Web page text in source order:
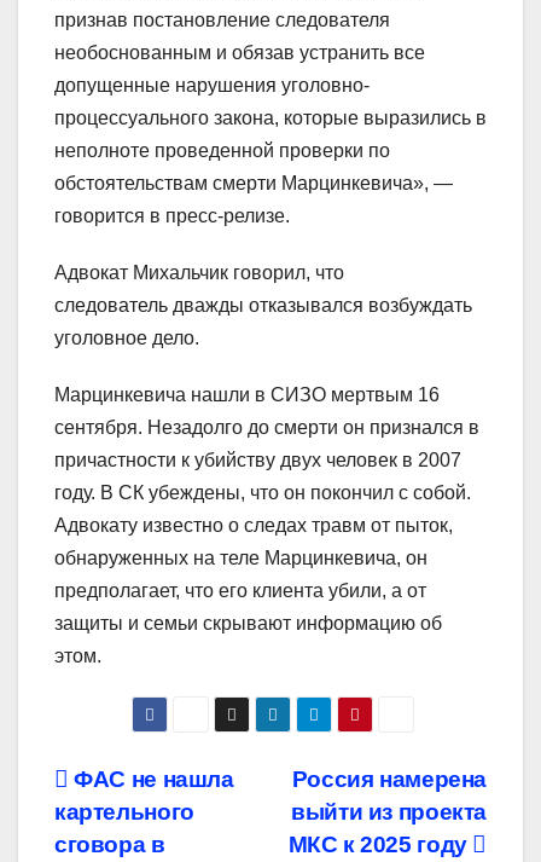
признав постановление следователя
необоснованным и обязав устранить все
допущенные нарушения уголовно-
процессуального закона, которые выразились в
неполноте проведенной проверки по
обстоятельствам смерти Марцинкевича», —
говорится в пресс-релизе.
Адвокат Михальчик говорил, что
следователь дважды отказывался возбуждать
уголовное дело.
Марцинкевича нашли в СИЗО мертвым 16
сентября. Незадолго до смерти он признался в
причастности к убийству двух человек в 2007
году. В СК убеждены, что он покончил с собой.
Адвокату известно о следах травм от пыток,
обнаруженных на теле Марцинкевича, он
предполагает, что его клиента убили, а от
защиты и семьи скрывают информацию об
этом.
Навигация
по
Россия намерена
выйти из проекта
МКС к 2025 году
ФАС не нашла
картельного
сговора в